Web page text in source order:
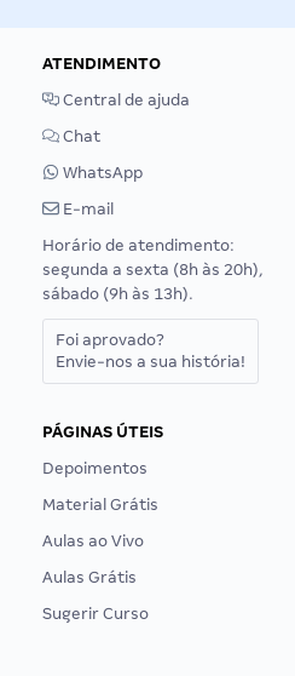
ATENDIMENTO
Central de ajuda
Chat
WhatsApp
E-mail
Horário de atendimento:
segunda a sexta (8h às 20h),
sábado (9h às 13h).
Foi aprovado?
Envie-nos a sua história!
PÁGINAS ÚTEIS
Depoimentos
Material Grátis
Aulas ao Vivo
Aulas Grátis
Sugerir Curso